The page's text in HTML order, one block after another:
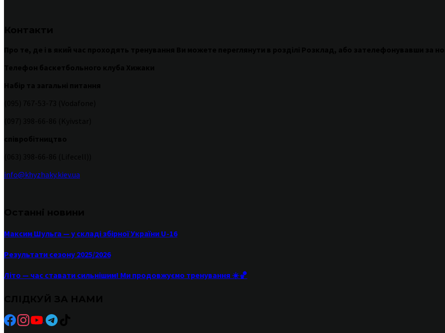
info@khyzhaky.kiev.ua
Максим Шульга — у складі збірної України U-16
Результати сезону 2025/2026
Літо — час ставати сильнішим! Ми продовжуємо тренування ☀️🏀